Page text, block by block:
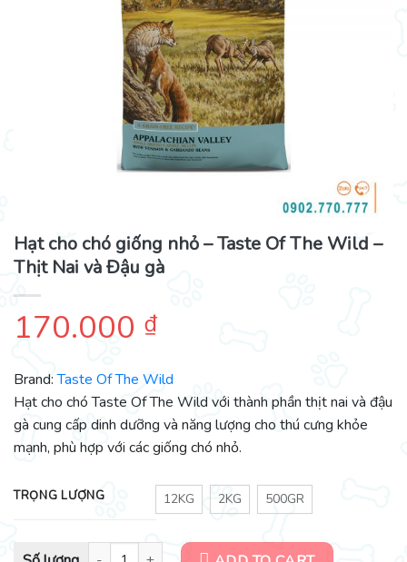
Hạt cho chó giống nhỏ – Taste Of The Wild –
Thịt Nai và Đậu gà
170.000 ₫
Brand: Taste Of The Wild
Hạt cho chó Taste Of The Wild với thành phần thịt nai và đậu
gà cung cấp dinh dưỡng và năng lượng cho thú cưng khỏe
mạnh, phù hợp với các giống chó nhỏ.
TRỌNG LƯỢNG 12KG 2KG 500GR
Hạt cho chó giống nhỏ - Taste Of The Wild - Thịt Nai và Đậu gà